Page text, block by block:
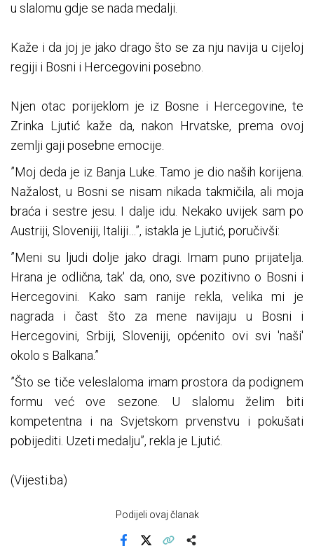
u slalomu gdje se nada medalji.
Kaže i da joj je jako drago što se za nju navija u cijeloj
regiji i Bosni i Hercegovini posebno.
Njen otac porijeklom je iz Bosne i Hercegovine, te
Zrinka Ljutić kaže da, nakon Hrvatske, prema ovoj
zemlji gaji posebne emocije.
”Moj deda je iz Banja Luke. Tamo je dio naših korijena.
Nažalost, u Bosni se nisam nikada takmičila, ali moja
braća i sestre jesu. I dalje idu. Nekako uvijek sam po
Austriji, Sloveniji, Italiji…”, istakla je Ljutić, poručivši:
”Meni su ljudi dolje jako dragi. Imam puno prijatelja.
Hrana je odlična, tak' da, ono, sve pozitivno o Bosni i
Hercegovini. Kako sam ranije rekla, velika mi je
nagrada i čast što za mene navijaju u Bosni i
Hercegovini, Srbiji, Sloveniji, općenito ovi svi 'naši'
okolo s Balkana.”
”Što se tiče veleslaloma imam prostora da podignem
formu već ove sezone. U slalomu želim biti
kompetentna i na Svjetskom prvenstvu i pokušati
pobijediti. Uzeti medalju”, rekla je Ljutić.
(Vijesti.ba)
Podijeli ovaj članak